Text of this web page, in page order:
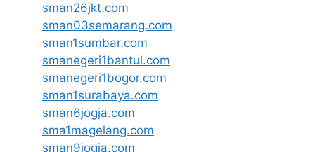
sman26jkt.com
sman03semarang.com
sman1sumbar.com
smanegeri1bantul.com
smanegeri1bogor.com
sman1surabaya.com
sman6jogja.com
sma1magelang.com
sman9jogja.com